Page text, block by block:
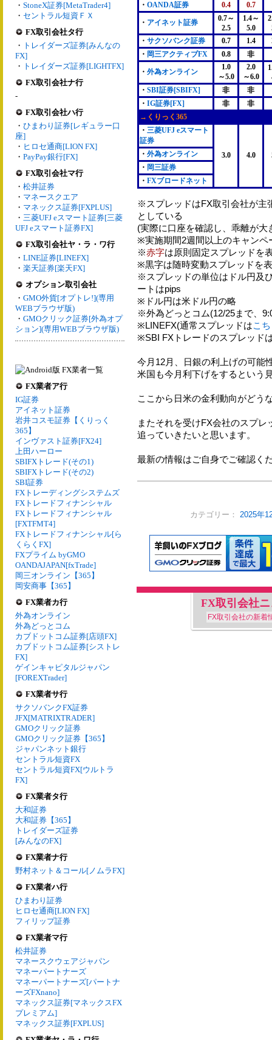
・ StoneX証券[MetaTrader4]
・ セントラル短資ＦＸ
FX取引会社タ行
・ トレイダーズ証券[みんなの
FX]
・ トレイダーズ証券[LIGHTFX]
FX取引会社ナ行
-
FX取引会社ハ行
・ ひまわり証券[レギュラー口
座]
・ ヒロセ通商[LION FX]
・ PayPay銀行[FX]
FX取引会社マ行
・ 松井証券
・ マネースクエア
・ マネックス証券[FXPLUS]
・ 三菱UFJ eスマート証券[三菱
UFJ eスマート証券FX]
FX取引会社ヤ・ラ・ワ行
・ LINE証券[LINEFX]
・ 楽天証券[楽天FX]
オプション取引会社
・ GMO外貨[オプトレ!](専用
WEBブラウザ版)
・ GMOクリック証券[外為オプ
ション](専用WEBブラウザ版)
FX業者ア行
IG証券
アイネット証券
岩井コスモ証券【くりっく
365】
インヴァスト証券[FX24]
上田ハーロー
SBIFXトレード(その1)
SBIFXトレード(その2)
SBI証券
FXトレーディングシステムズ
FXトレードフィナンシャル
FXトレードフィナンシャル
[FXTFMT4]
FXトレードフィナンシャル[ら
くらくFX]
FXプライム byGMO
OANDAJAPAN[fxTrade]
岡三オンライン【365】
岡安商事【365】
FX業者カ行
外為オンライン
外為どっとコム
カブドットコム証券[店頭FX]
カブドットコム証券[シストレ
FX]
ゲインキャピタルジャパン
[FOREXTrader]
FX業者サ行
サクソバンクFX証券
JFX[MATRIXTRADER]
GMOクリック証券
GMOクリック証券【365】
ジャパンネット銀行
セントラル短資FX
セントラル短資FX[ウルトラ
FX]
FX業者タ行
大和証券
大和証券【365】
トレイダーズ証券
[みんなのFX]
FX業者ナ行
野村ネット＆コール[ノムラFX]
FX業者ハ行
ひまわり証券
ヒロセ通商[LION FX]
フィリップ証券
FX業者マ行
松井証券
マネースクウェアジャパン
マネーパートナーズ
マネーパートナーズ[パートナ
ーズFXnano]
マネックス証券[マネックスFX
プレミアム]
マネックス証券[FXPLUS]
・ OANDA証券 0.4 0.7
・ アイネット証券
0.7～
2.5
1.4～
5.0
・ サクソバンク証券 0.7 1.4
・ 岡三アクティブFX 0.8 非
・ 外為オンライン
1.0
～5.0
2.0
～6.0
・ SBI証券[SBIFX] 非
非
・ IG証券[FX] 非
非
→くりっく365
・ 三菱UFJ eスマート
証券
3.0
4.0
・ 外為オンライン
・ 岡三証券
・ FXブロードネット
※スプレッドはFX取引会社が主
としている
(実際に口座を確認し、乖離が
※実施期間2週間以上のキャンペ
※赤字は原則固定スプレッドを
※黒字は随時変動スプレッドを
※スプレッドの単位はドル円及
ートはpips
※ドル円は米ドル円の略
※外為どっとコム(12/25まで、
※LINEFX(通常スプレッドはこ
※SBI FXトレードのスプレッド
今月12月、日銀の利上げの可能
米国も今月利下げをするという
ここから日米の金利動向がどう
またそれを受けFX会社のスプ
追っていきたいと思います。
最新の情報はご自身でご確認く
カテゴリー： 2025年
FX取引会社
FX取引会社の新着